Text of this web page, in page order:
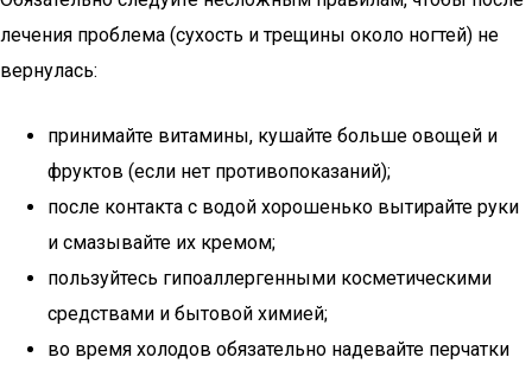
лечения проблема (сухость и трещины около ногтей) не
вернулась:
принимайте витамины, кушайте больше овощей и
фруктов (если нет противопоказаний);
после контакта с водой хорошенько вытирайте руки
и смазывайте их кремом;
пользуйтесь гипоаллергенными косметическими
средствами и бытовой химией;
во время холодов обязательно надевайте перчатки